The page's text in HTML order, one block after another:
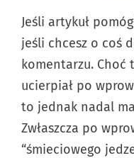
Jeśli artykuł
jeśli chcesz o coś
komentarzu. Choć
ucierpiał po
to jednak nadal
Zwłaszcza po
“śmieciowego